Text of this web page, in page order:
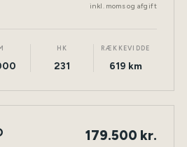
inkl. moms og afgift
HK
231
RÆKKEVIDDE
619 km
NY BIL DIESEL TØNDER
179.500 kr.